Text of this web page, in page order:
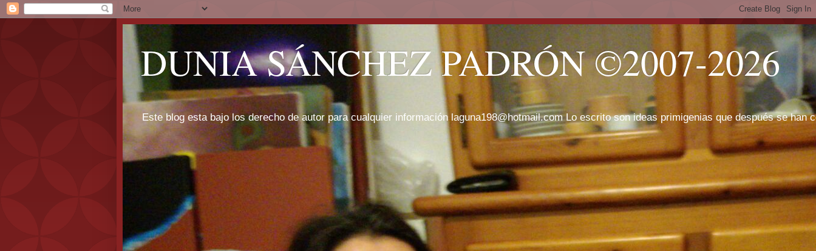
DUNIA SÁNCHEZ PADRÓN ©2007-2026
Este blog esta bajo los derecho de autor para cualquier información laguna198@hotmail.com Lo escrito son ideas primigenias que después se han